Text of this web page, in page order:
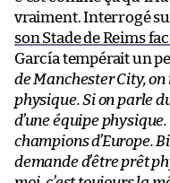
vraiment. Interrogé
son Stade de Reims
García tempérait un
de Manchester City, on
physique. Si on parle
d’une équipe
champions d’Europe.
demande d’être prêt